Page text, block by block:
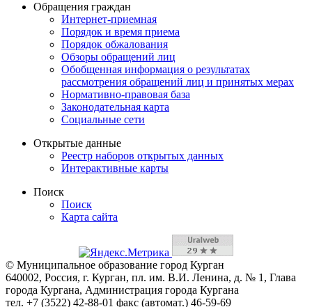
Обращения граждан
Интернет-приемная
Порядок и время приема
Порядок обжалования
Обзоры обращений лиц
Обобщенная информация о результатах
рассмотрения обращений лиц и принятых мерах
Нормативно-правовая база
Законодательная карта
Социальные сети
Открытые данные
Реестр наборов открытых данных
Интерактивные карты
Поиск
Поиск
Карта сайта
© Муниципальное образование город Курган
640002, Россия, г. Курган, пл. им. В.И. Ленина, д. № 1, Глава
города Кургана, Администрация города Кургана
тел. +7 (3522) 42-88-01 факс (автомат.) 46-59-69